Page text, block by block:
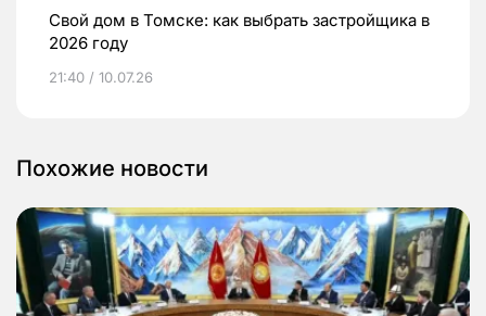
Свой дом в Томске: как выбрать застройщика в
2026 году
21:40 / 10.07.26
Похожие новости